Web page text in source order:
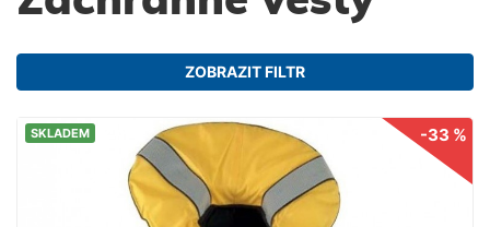
ZOBRAZIT FILTR
-33 %
SKLADEM